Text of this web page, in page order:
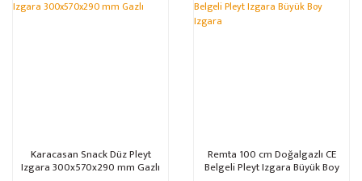
Karacasan Snack Düz Pleyt
Izgara 300x570x290 mm Gazlı
Remta 100 cm Doğalgazlı CE
Belgeli Pleyt Izgara Büyük Boy